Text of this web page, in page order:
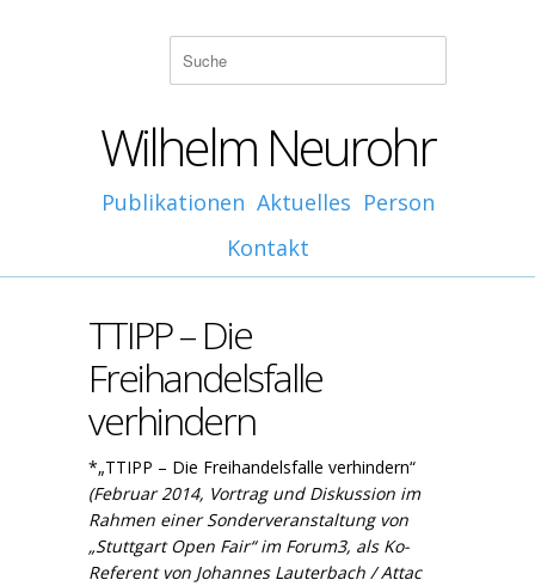
Wilhelm Neurohr
Publikationen Aktuelles Person
Kontakt
TTIPP – Die
Freihandelsfalle
verhindern
*„TTIPP – Die Freihandelsfalle verhindern“
(Februar 2014, Vortrag und Diskussion im
Rahmen einer Sonderveranstaltung von
„Stuttgart Open Fair“ im Forum3, als Ko-
Referent von Johannes Lauterbach / Attac